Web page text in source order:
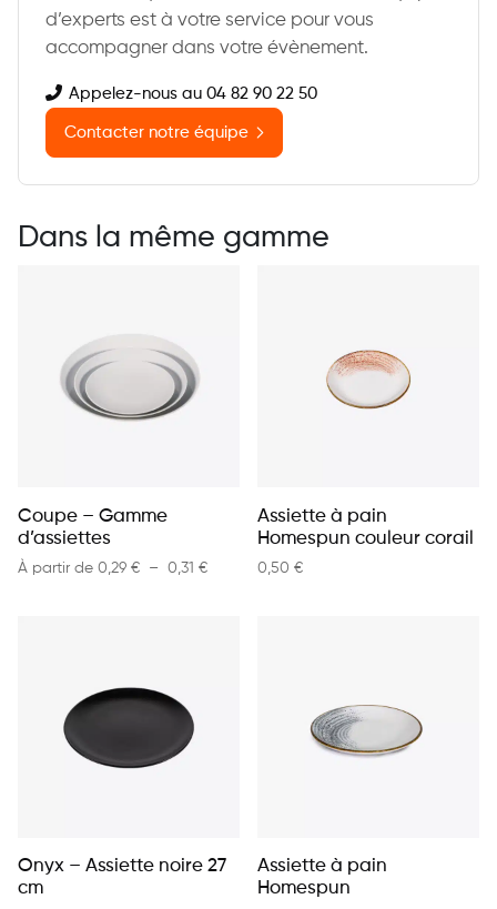
d’experts est à votre service pour vous
accompagner dans votre évènement.
Appelez-nous au 04 82 90 22 50
Contacter notre équipe
Dans la même gamme
Coupe – Gamme
d’assiettes
À partir de 0,29 € – 0,31 €Plage de prix : 0,29 € à 0,31 €
Assiette à pain
Homespun couleur corail
0,50 €
Onyx – Assiette noire 27
cm
Assiette à pain
Homespun